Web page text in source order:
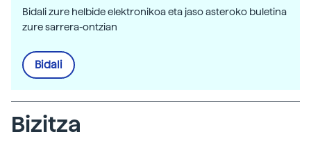
Bidali zure helbide elektronikoa eta jaso asteroko buletina
zure sarrera-ontzian
Bidali
Bizitza